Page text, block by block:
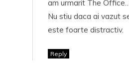
am urmarit The
Nu stiu daca ai vazut
este foarte distractiv.
Reply